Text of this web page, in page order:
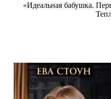
«Идеальная бабушка.